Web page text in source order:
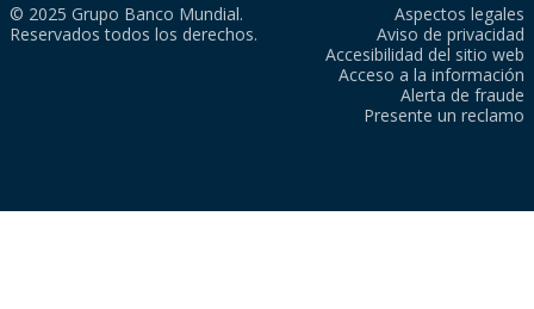
© 2025 Grupo Banco Mundial.
Reservados todos los derechos.
Aspectos legales
Aviso de privacidad
Accesibilidad del sitio web
Acceso a la información
Alerta de fraude
Presente un reclamo